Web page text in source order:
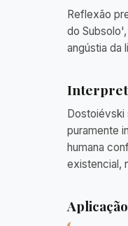
Reflexão
do
angústia da
Dostoiévski
puramente
humana
existencial,